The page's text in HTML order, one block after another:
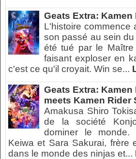
Geats Extra:
L'histoire commence
son passé au sein
été tué par le
faisant exploser en
c'est ce qu'il croyait. Win se...
Geats Extra: Kamen
meets Kamen Rider
Amakusa Shiro
de la société
dominer le monde.
Keiwa et Sara Sakurai, frère
dans le monde des ninjas et...